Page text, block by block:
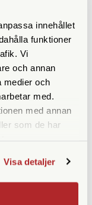
innehållet
funktioner
Vi
och annan
medier och
med.
med annan
som de har
Visa detaljer